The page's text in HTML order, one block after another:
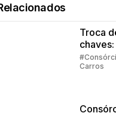
Troca
regras
Carros